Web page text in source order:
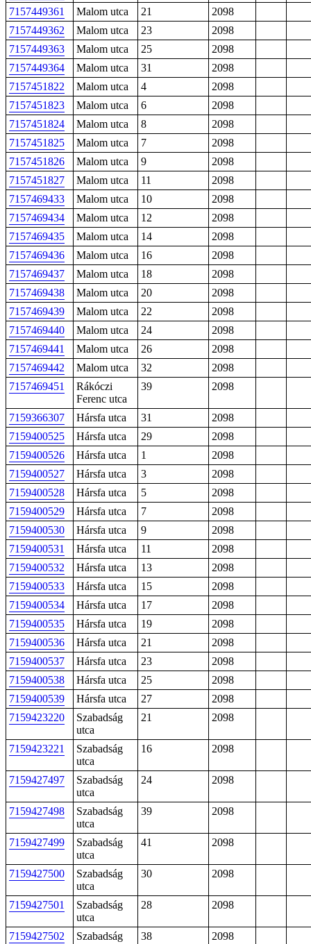
7157449361
Malom utca 21
2098
7157449362
Malom utca 23
2098
7157449363
Malom utca 25
2098
7157449364
Malom utca 31
2098
7157451822
Malom utca 4
2098
7157451823
Malom utca 6
2098
7157451824
Malom utca 8
2098
7157451825
Malom utca 7
2098
7157451826
Malom utca 9
2098
7157451827
Malom utca 11
2098
7157469433
Malom utca 10
2098
7157469434
Malom utca 12
2098
7157469435
Malom utca 14
2098
7157469436
Malom utca 16
2098
7157469437
Malom utca 18
2098
7157469438
Malom utca 20
2098
7157469439
Malom utca 22
2098
7157469440
Malom utca 24
2098
7157469441
Malom utca 26
2098
7157469442
Malom utca 32
2098
7157469451
Rákóczi
Ferenc utca
39 2098
7159366307 Hársfa utca 31
2098
7159400525
Hársfa utca 29
2098
7159400526
Hársfa utca 1
2098
7159400527
Hársfa utca 3
2098
7159400528
Hársfa utca 5
2098
7159400529
Hársfa utca 7
2098
7159400530
Hársfa utca 9
2098
7159400531
Hársfa utca 11
2098
7159400532
Hársfa utca 13
2098
7159400533
Hársfa utca 15
2098
7159400534
Hársfa utca 17
2098
7159400535
Hársfa utca 19
2098
7159400536
Hársfa utca 21
2098
7159400537
Hársfa utca 23
2098
7159400538
Hársfa utca 25
2098
7159400539
Hársfa utca 27
2098
7159423220
Szabadság
utca
21 2098
7159423221
Szabadság
utca
16 2098
7159427497
Szabadság
utca
24 2098
7159427498
Szabadság
utca
39 2098
7159427499
Szabadság
utca
41 2098
7159427500
Szabadság
utca
30 2098
7159427501
Szabadság
utca
28 2098
7159427502
Szabadság
38 2098